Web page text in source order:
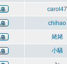
carol47
chihao
姥姥
小騷